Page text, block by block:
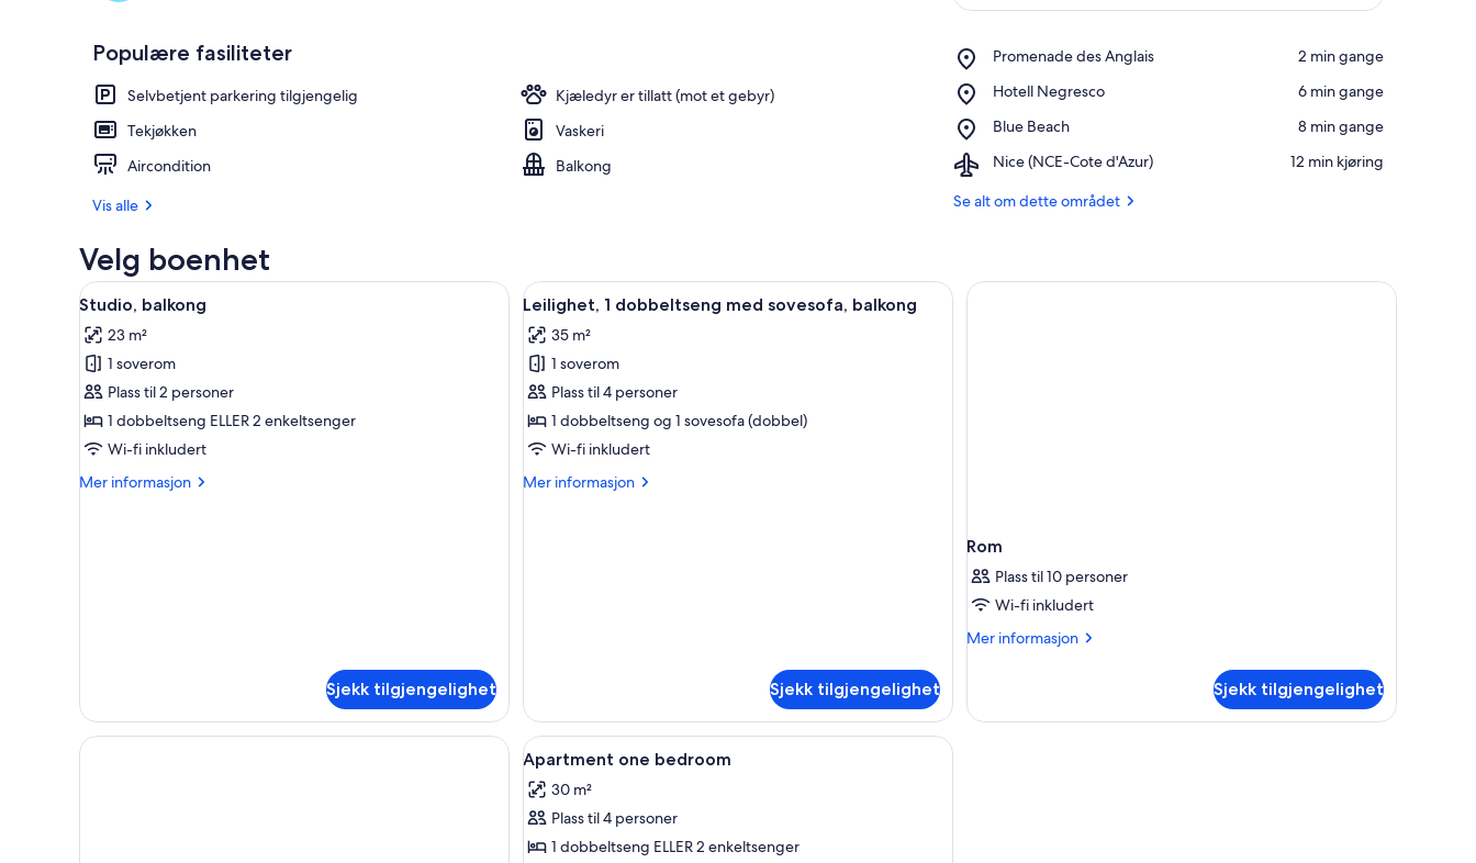
Populære fasiliteter
Selvbetjent parkering tilgjengelig
Kjæledyr er tillatt (mot et gebyr)
Tekjøkken
Vaskeri
Aircondition
Balkong
Vis alle
Promenade des Anglais
Place,
des
‪2 min gange‬
Hotell Negresco
Place,
Negresco
‪6 min gange‬
Blue Beach
Place,
Beach
‪8 min gange‬
Nice (NCE-Cote d'Azur)
Airport,
(NCE-
‪12 min kjøring‬
Se alt om dette området
Velg boenhet
Åpne
alle
bildene
av
Studio,
balkong
10
Studio, balkong
23 m²
1 soverom
Plass til 2 personer
1 dobbeltseng ELLER 2 enkeltsenger
Wi-fi inkludert
Mer informasjon
Mer
Sjekk tilgjengelighet
Åpne
alle
bildene
av
Leilighet,
1
dobbeltseng
sovesofa,
11
Leilighet, 1 dobbeltseng med sovesofa, balkong
35 m²
1 soverom
Plass til 4 personer
1 dobbeltseng og 1 sovesofa (dobbel)
Wi-fi inkludert
Mer informasjon
Mer
Sjekk tilgjengelighet
Rom
Plass til 10 personer
Wi-fi inkludert
Mer informasjon
Mer
Sjekk tilgjengelighet
Åpne
alle
bildene
av
Apartment
8
Apartment one bedroom
30 m²
Plass til 4 personer
1 dobbeltseng ELLER 2 enkeltsenger